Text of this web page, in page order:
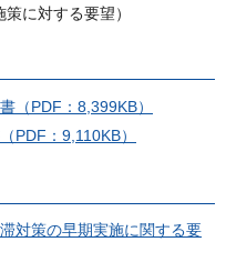
に対する要望）
（PDF：8,399KB）
PDF：9,110KB）
対策の早期実施に関する要